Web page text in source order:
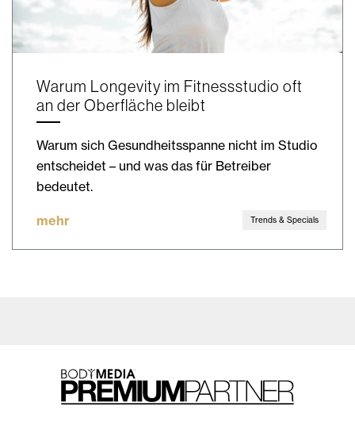
Warum Longevity im Fitnessstudio oft
an der Oberfläche bleibt
Warum sich Gesundheitsspanne nicht im Studio
entscheidet – und was das für Betreiber
bedeutet.
mehr Trends & Specials